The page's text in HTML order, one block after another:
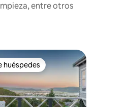
entre otros
huéspedes más destacados
huéspedes